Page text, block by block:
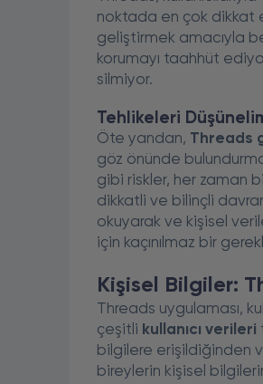
noktada en çok dikkat
geliştirmek amacıyla
korumayı taahhüt
silmiyor.
Tehlikeleri
Öte yandan, Threads
göz önünde
gibi riskler, her zaman
dikkatli ve bilinçli
okuyarak ve kişisel
için kaçınılmaz bir
Kişisel Bilgiler:
Threads uygulaması,
çeşitli kullanıcı verileri
bilgilere erişildiğinden
bireylerin kişisel